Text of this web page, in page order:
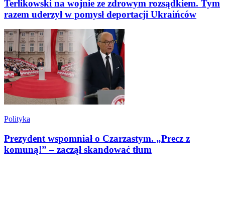
Terlikowski na wojnie ze zdrowym rozsądkiem. Tym
razem uderzył w pomysł deportacji Ukraińców
Polityka
Prezydent wspomniał o Czarzastym. „Precz z
komuną!” – zaczął skandować tłum